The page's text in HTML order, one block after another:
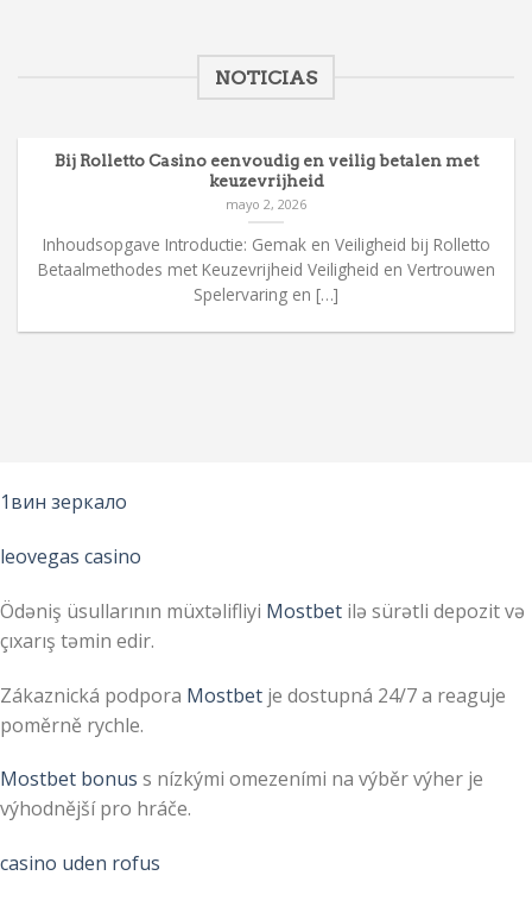
NOTICIAS
Bij Rolletto Casino eenvoudig en veilig betalen met
keuzevrijheid
mayo 2, 2026
Inhoudsopgave Introductie: Gemak en Veiligheid bij Rolletto
Betaalmethodes met Keuzevrijheid Veiligheid en Vertrouwen
Spelervaring en […]
1вин зеркало
leovegas casino
Ödəniş üsullarının müxtəlifliyi Mostbet ilə sürətli depozit və
çıxarış təmin edir.
Zákaznická podpora Mostbet je dostupná 24/7 a reaguje
poměrně rychle.
Mostbet bonus s nízkými omezeními na výběr výher je
výhodnější pro hráče.
casino uden rofus